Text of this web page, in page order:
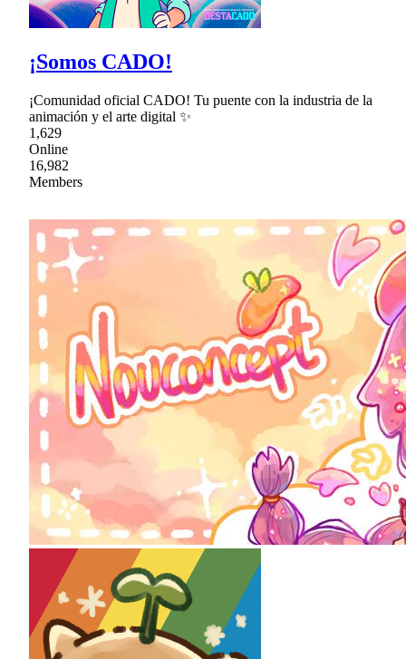
¡Somos CADO!
¡Comunidad oficial CADO! Tu puente con la industria de la
animación y el arte digital ✨
1,629
Online
16,982
Members